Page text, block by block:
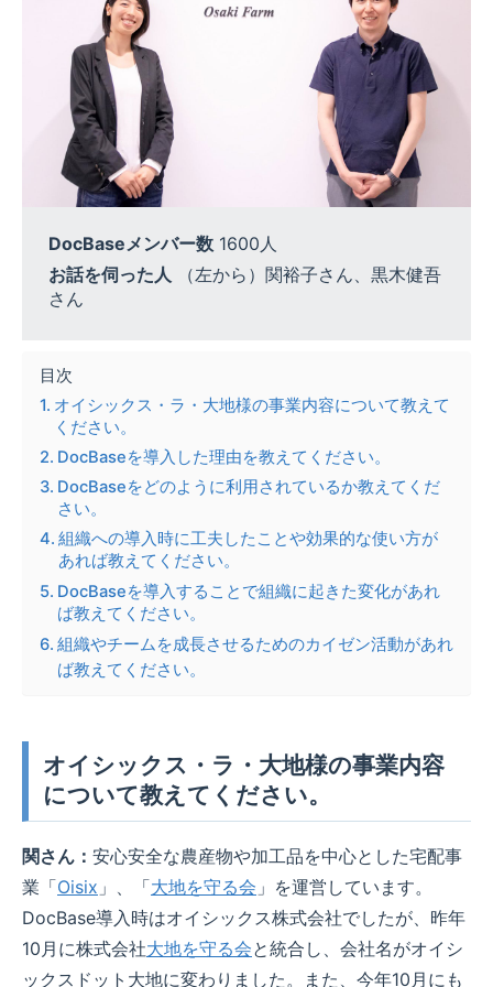
DocBaseメンバー数 1600人
お話を伺った人
（左から）関裕子さん、黒木健吾
さん
目次
オイシックス・ラ・大地様の事業内容について教えて
ください。
DocBaseを導入した理由を教えてください。
DocBaseをどのように利用されているか教えてくだ
さい。
組織への導入時に工夫したことや効果的な使い方が
あれば教えてください。
DocBaseを導入することで組織に起きた変化があれ
ば教えてください。
組織やチームを成長させるためのカイゼン活動があれ
ば教えてください。
オイシックス・ラ・大地様の事業内容
について教えてください。
関さん： 安心安全な農産物や加工品を中心とした宅配事
業「Oisix 」、「大地を守る会 」を運営しています。
DocBase導入時はオイシックス株式会社でしたが、昨年
10月に株式会社大地を守る会と統合し、会社名がオイシ
ックスドット大地に変わりました。また、今年10月にも